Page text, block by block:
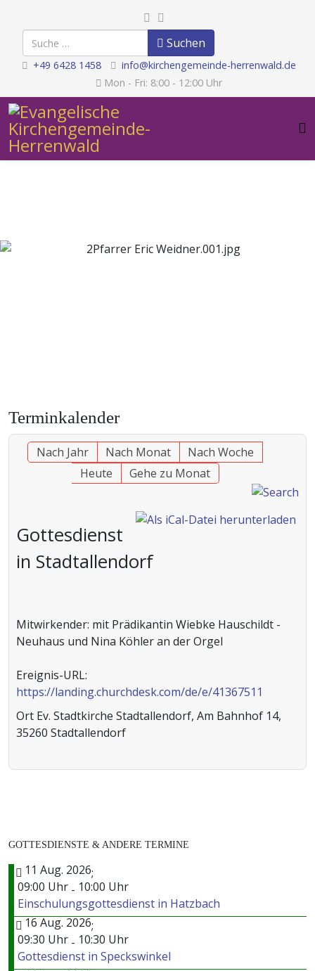
Suchen Suchen
+49 6428 1458
info@kirchengemeinde-herrenwald.de
Mon - Fri: 8:00 - 12:00 Uhr
Terminkalender
Nach Jahr Nach Monat
Nach Woche
Heute
Gehe zu Monat
Gottesdienst
in Stadtallendorf
Mitwirkender: mit Prädikantin Wiebke Hauschildt -
Neuhaus und Nina Köhler an der Orgel
Ereignis-URL:
https://landing.churchdesk.com/de/e/41367511
Ort Ev. Stadtkirche Stadtallendorf, Am Bahnhof 14,
35260 Stadtallendorf
GOTTESDIENSTE & ANDERE TERMINE
11 Aug. 2026;
09:00 Uhr - 10:00 Uhr
Einschulungsgottesdienst in Hatzbach
16 Aug. 2026;
09:30 Uhr - 10:30 Uhr
Gottesdienst in Speckswinkel